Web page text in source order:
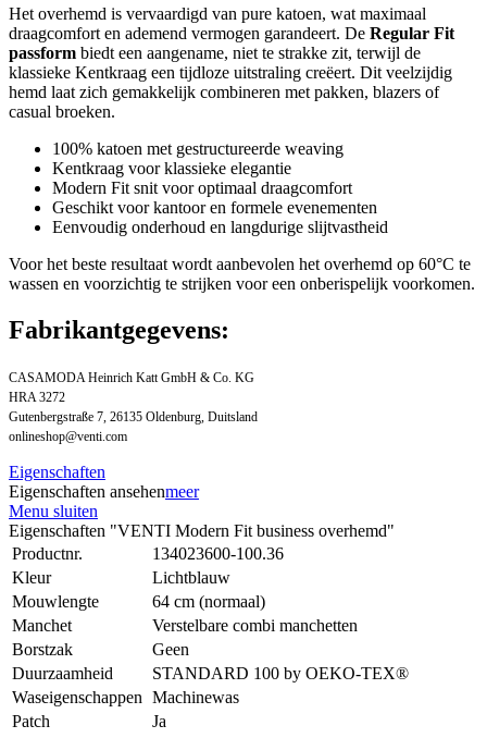
Het overhemd is vervaardigd van pure katoen, wat maximaal
draagcomfort en ademend vermogen garandeert. De Regular Fit
passform biedt een aangename, niet te strakke zit, terwijl de
klassieke Kentkraag een tijdloze uitstraling creëert. Dit veelzijdig
hemd laat zich gemakkelijk combineren met pakken, blazers of
casual broeken.
100% katoen met gestructureerde weaving
Kentkraag voor klassieke elegantie
Modern Fit snit voor optimaal draagcomfort
Geschikt voor kantoor en formele evenementen
Eenvoudig onderhoud en langdurige slijtvastheid
Voor het beste resultaat wordt aanbevolen het overhemd op 60°C te
wassen en voorzichtig te strijken voor een onberispelijk voorkomen.
Fabrikantgegevens:
CASAMODA Heinrich Katt GmbH & Co. KG
HRA 3272
Gutenbergstraße 7, 26135 Oldenburg, Duitsland
onlineshop@venti.com
Eigenschaften
Eigenschaften ansehenmeer
Menu sluiten
Eigenschaften "VENTI Modern Fit business overhemd"
Productnr.
134023600-100.36
Kleur
Lichtblauw
Mouwlengte
64 cm (normaal)
Manchet
Verstelbare combi manchetten
Borstzak
Geen
Duurzaamheid
STANDARD 100 by OEKO-TEX®
Waseigenschappen Machinewas
Patch
Ja